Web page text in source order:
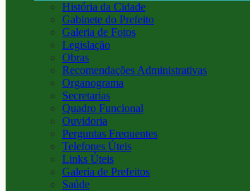
História da Cidade
Gabinete do Prefeito
Galeria de Fotos
Legislação
Obras
Recomendações Administrativas
Organograma
Secretarias
Quadro Funcional
Ouvidoria
Perguntas Frequentes
Telefones Úteis
Links Úteis
Galeria de Prefeitos
Saúde